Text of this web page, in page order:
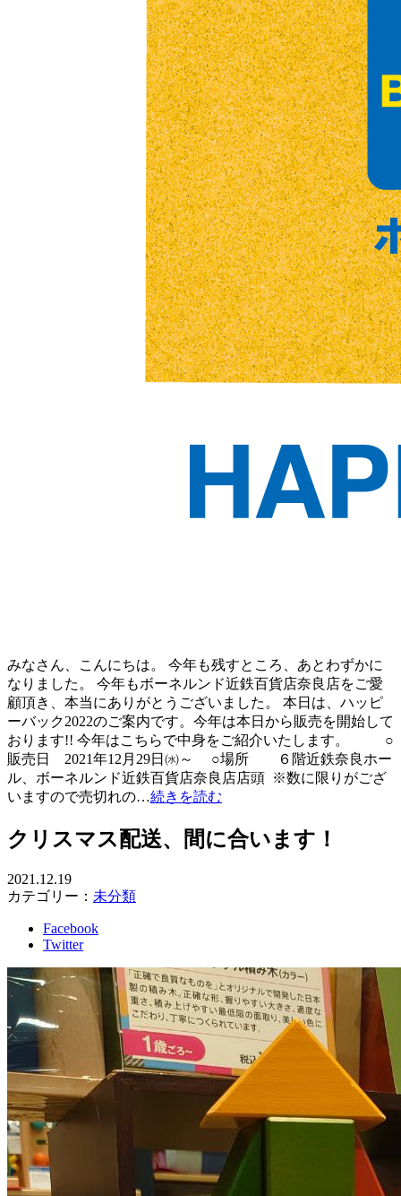
みなさん、こんにちは。 今年も残すところ、あとわずかに
なりました。 今年もボーネルンド近鉄百貨店奈良店をご愛
顧頂き、本当にありがとうございました。 本日は、ハッピ
ーバック2022のご案内です。今年は本日から販売を開始して
おります!! 今年はこちらで中身をご紹介いたします。 ○
販売日 2021年12月29日㈬～ ○場所 ６階近鉄奈良ホー
ル、ボーネルンド近鉄百貨店奈良店店頭 ※数に限りがござ
いますので売切れの…続きを読む
クリスマス配送、間に合います！
2021.12.19
カテゴリー： 未分類
Facebook
Twitter